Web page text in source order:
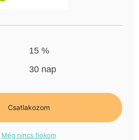
15 %
30 nap
Csatlakozom
Még nincs fiókom